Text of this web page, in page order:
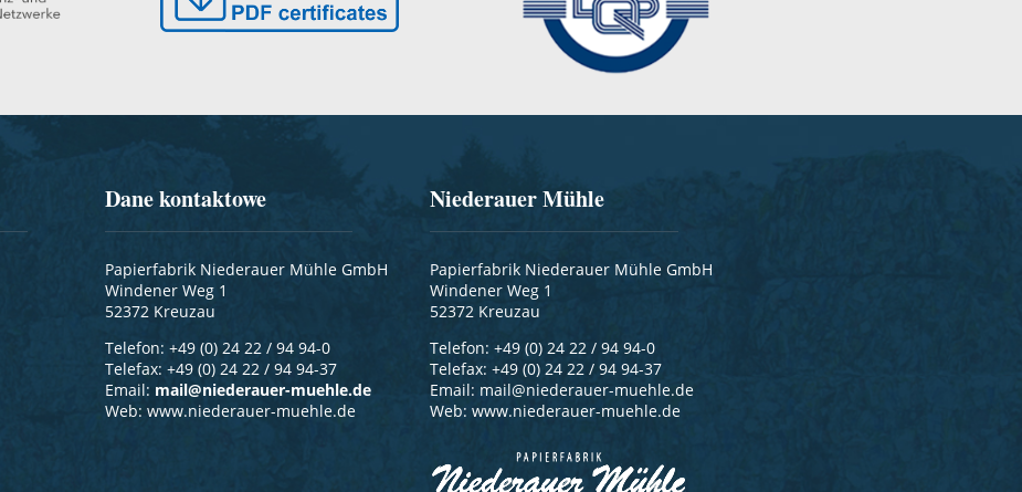
Dane kontaktowe
Papierfabrik Niederauer Mühle GmbH
Windener Weg 1
52372 Kreuzau
Telefon: +49 (0) 24 22 / 94 94-0
Telefax: +49 (0) 24 22 / 94 94-37
Email: mail@niederauer-muehle.de
Web: www.niederauer-muehle.de
Niederauer Mühle
Papierfabrik Niederauer Mühle GmbH
Windener Weg 1
52372 Kreuzau
Telefon: +49 (0) 24 22 / 94 94-0
Telefax: +49 (0) 24 22 / 94 94-37
Email: mail@niederauer-muehle.de
Web: www.niederauer-muehle.de